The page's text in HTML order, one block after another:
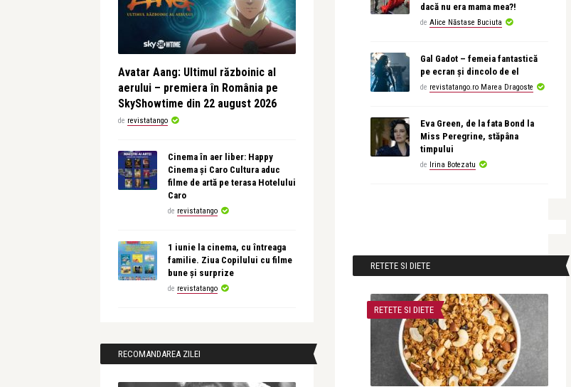
Avatar Aang: Ultimul războinic al
aerului – premiera în România pe
SkyShowtime din 22 august 2026
de revistatango
Cinema în aer liber: Happy
Cinema și Caro Cultura aduc
filme de artă pe terasa Hotelului
Caro
de revistatango
1 iunie la cinema, cu întreaga
familie. Ziua Copilului cu filme
bune și surprize
de revistatango
RECOMANDAREA ZILEI
dacă nu era mama mea?!
de Alice Năstase Buciuta
Gal Gadot – femeia fantastică
pe ecran și dincolo de el
de revistatango.ro Marea Dragoste
Eva Green, de la fata Bond la
Miss Peregrine, stăpâna
timpului
de Irina Botezatu
RETETE SI DIETE
RETETE SI DIETE